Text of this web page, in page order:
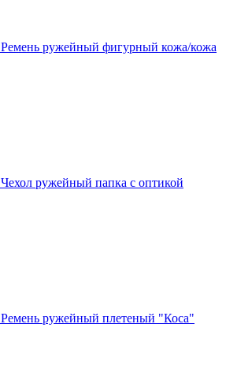
Ремень ружейный фигурный кожа/кожа
Чехол ружейный папка с оптикой
Ремень ружейный плетеный "Коса"